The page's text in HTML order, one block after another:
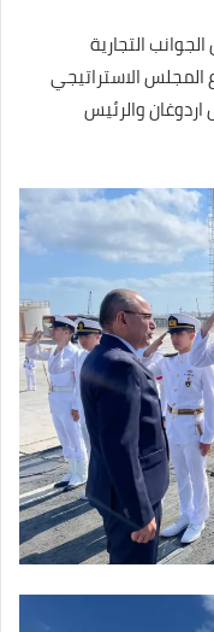
التجارية
المجلس الاستراتيجي
والرئيس